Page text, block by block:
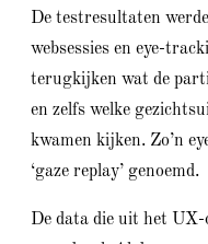
De testresultaten
websessies en eye-
terugkijken wat de
en zelfs welke
kwamen kijken. Zo’n
‘gaze replay’ genoemd.
De data die uit het UX-